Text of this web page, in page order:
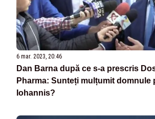
6 mar. 2023, 20:46
Dan Barna după ce s-a prescris
Pharma: Sunteți mulțumit domnule
Iohannis?